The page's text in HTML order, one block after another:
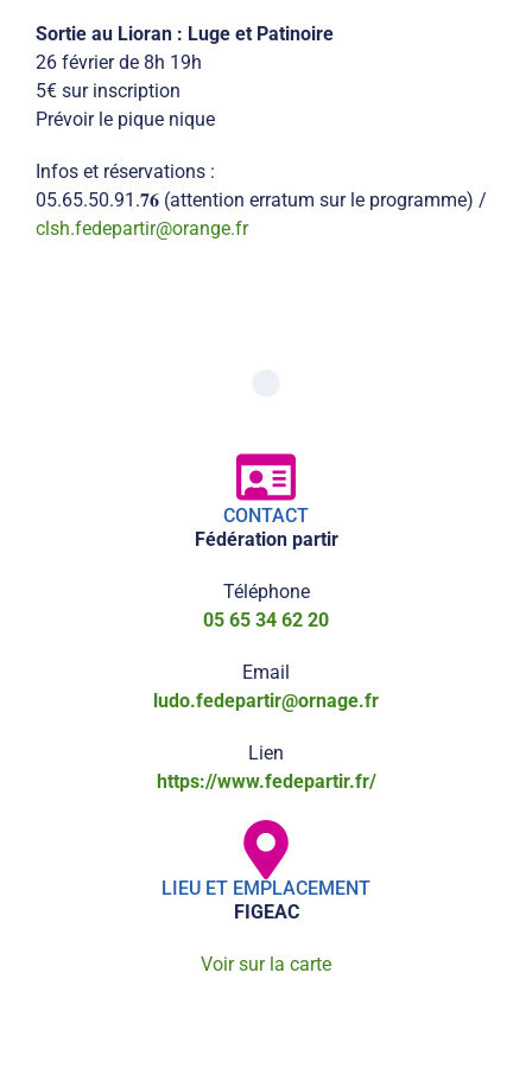
Sortie au Lioran : Luge et Patinoire
26 février de 8h 19h
5€ sur inscription
Prévoir le pique nique
Infos et réservations :
05.65.50.91.𝟕𝟔 (attention erratum sur le programme) /
clsh.fedepartir@orange.fr
CONTACT
Fédération partir
Téléphone
05 65 34 62 20
Email
ludo.fedepartir@ornage.fr
Lien
https://www.fedepartir.fr/
LIEU ET EMPLACEMENT
FIGEAC
Voir sur la carte